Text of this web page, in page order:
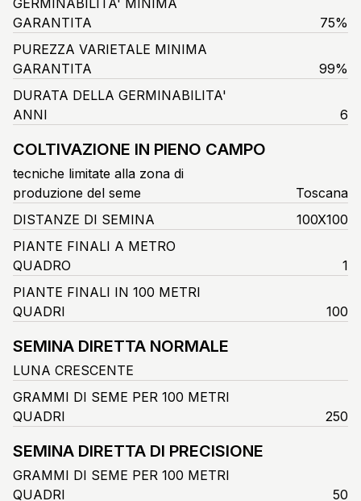
GARANTITA
75%
PUREZZA VARIETALE MINIMA
GARANTITA
99%
DURATA DELLA GERMINABILITA'
ANNI
6
COLTIVAZIONE IN PIENO CAMPO
tecniche limitate alla zona di
produzione del seme
Toscana
DISTANZE DI SEMINA
100X100
PIANTE FINALI A METRO
QUADRO
1
PIANTE FINALI IN 100 METRI
QUADRI
100
SEMINA DIRETTA NORMALE
LUNA CRESCENTE
GRAMMI DI SEME PER 100 METRI
QUADRI
250
SEMINA DIRETTA DI PRECISIONE
GRAMMI DI SEME PER 100 METRI
QUADRI
50